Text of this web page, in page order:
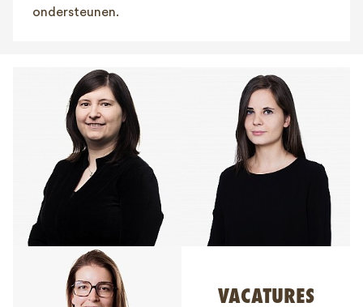
ondersteunen.
VACATURES